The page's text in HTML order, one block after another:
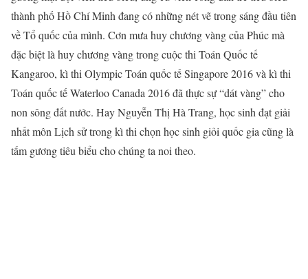
thành phố Hồ Chí Minh đang có những nét vẽ trong sáng đầu tiên
về Tổ quốc của mình. Cơn mưa huy chương vàng của Phúc mà
đặc biệt là huy chương vàng trong cuộc thi Toán Quốc tế
Kangaroo, kì thi Olympic Toán quốc tế Singapore 2016 và kì thi
Toán quốc tế Waterloo Canada 2016 đã thực sự “dát vàng” cho
non sông đất nước. Hay Nguyễn Thị Hà Trang, học sinh đạt giải
nhất môn Lịch sử trong kì thi chọn học sinh giỏi quốc gia cũng là
tấm gương tiêu biểu cho chúng ta noi theo.